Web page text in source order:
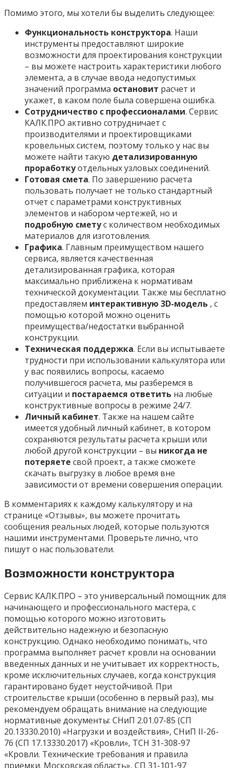
Помимо этого, мы хотели бы выделить следующее:
Функциональность конструктора. Наши
инструменты предоставляют широкие
возможности для проектирования конструкции
– вы можете настроить характеристики любого
элемента, а в случае ввода недопустимых
значений программа остановит расчет и
укажет, в каком поле была совершена ошибка.
Сотрудничество с профессионалами. Сервис
КАЛК.ПРО активно сотрудничает с
производителями и проектировщиками
кровельных систем, поэтому только у нас вы
можете найти такую детализированную
проработкуотдельных узловых соединений.
Готовая смета. По завершению расчета
пользовать получает не только стандартный
отчет с параметрами конструктивных
элементов и набором чертежей, но и
подробную сметус количеством необходимых
материалов для изготовления.
Графика. Главным преимуществом нашего
сервиса, является качественная
детализированная графика, которая
максимально приближена к нормативам
технической документации. Также мы бесплатно
предоставляем интерактивную 3D-модель , с
помощью которой можно оценить
преимущества/недостатки выбранной
конструкции.
Техническая поддержка. Если вы испытываете
трудности при использовании калькулятора или
у вас появились вопросы, касаемо
получившегося расчета, мы разберемся в
ситуации и постараемся ответить на любые
конструктивные вопросы в режиме 24/7.
Личный кабинет. Также на нашем сайте
имеется удобный личный кабинет, в котором
сохраняются результаты расчета крыши или
любой другой конструкции – вы никогда не
потеряете свой проект, а также сможете
скачать выгрузку в любое время вне
зависимости от времени совершения операции.
В комментариях к каждому калькулятору и на
странице «Отзывы», вы можете прочитать
сообщения реальных людей, которые пользуются
нашими инструментами. Проверьте лично, что
пишут о нас пользователи.
Возможности конструктора
Сервис КАЛК.ПРО – это универсальный помощник для
начинающего и профессионального мастера, с
помощью которого можно изготовить
действительно надежную и безопасную
конструкцию. Однако необходимо понимать, что
программа выполняет расчет кровли на основании
введенных данных и не учитывает их корректность,
кроме исключительных случаев, когда конструкция
гарантировано будет неустойчивой. При
строительстве крыши (особенно в первый раз), мы
рекомендуем обращать внимание на следующие
нормативные документы: СНиП 2.01.07-85 (СП
20.13330.2010) «Нагрузки и воздействия», СНиП II-26-
76 (СП 17.13330.2017) «Кровли», ТСН 31-308-97
«Кровли. Технические требования и правила
приемки. Московская область», СП 31-101-97